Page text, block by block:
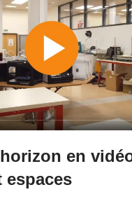
en
espaces